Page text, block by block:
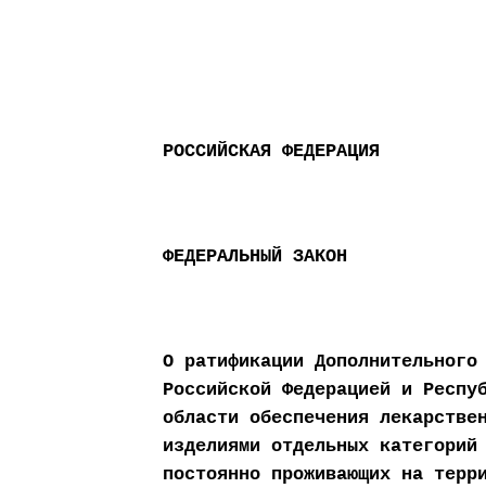
РОССИЙСКАЯ ФЕДЕРАЦИЯ
ФЕДЕРАЛЬНЫЙ ЗАКОН
О ратификации
Российской Федерацией и
области обеспечения
изделиями отдельных
постоянно проживающих на